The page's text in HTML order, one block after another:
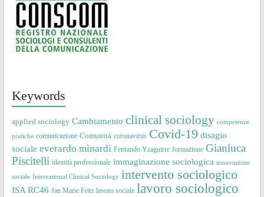
Keywords
applied sociology Cambiamento clinical sociology competenze
pratiche comunicazione Comunità coronavirus Covid-19 disagio
sociale everardo minardi Fernando Yzaguirre formazione Gianluca
Piscitelli identità professionale immaginazione sociologica innovazione
sociale International Clinical Sociology intervento sociologico
ISA RC46 Jan Marie Fritz lavoro sociale lavoro sociologico